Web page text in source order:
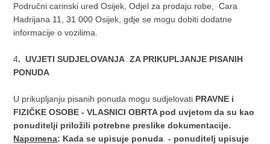
Područni carinski ured Osijek, Odjel za prodaju robe, Cara
Hadrijana 11, 31 000 Osijek, gdje se mogu dobiti dodatne
informacije o vozilima.
4. UVJETI SUDJELOVANJA ZA PRIKUPLJANJE PISANIH
PONUDA
U prikupljanju pisanih ponuda mogu sudjelovati PRAVNE i
FIZIČKE OSOBE - VLASNICI OBRTA pod uvjetom da su kao
ponuditelji priložili potrebne preslike dokumentacije.
Napomena: Kada se upisuje ponuda - ponuditelj upisuje